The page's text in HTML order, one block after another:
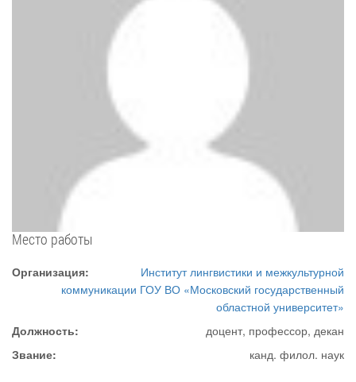
Место работы
Организация:
Институт лингвистики и межкультурной
коммуникации ГОУ ВО «Московский государственный
областной университет»
Должность:
доцент, профессор, декан
Звание:
канд. филол. наук